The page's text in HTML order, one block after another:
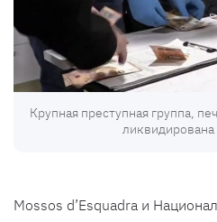
Крупная преступная группа,
Mossos d’Esquadra и